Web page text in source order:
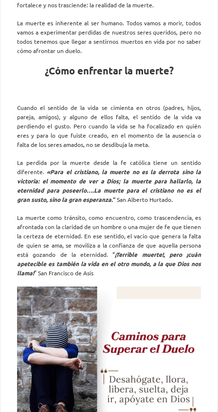
fortalece y nos trasciende: la realidad de la muerte.
La muerte es inherente al ser humano. Todos vamos a morir, todos
vamos a experimentar perdidas de nuestros seres queridos, pero no
todos tenemos que llegar a sentirnos muertos en vida por no saber
cómo afrontar un duelo.
¿Cómo enfrentar la muerte?
Cuando el sentido de la vida se cimienta en otros (padres, hijos,
pareja, amigos), y alguno de ellos falta, el sentido de la vida va
perdiendo el gusto. Pero cuando la vida se ha focalizado en quién
eres y para lo que fuiste creado, en el momento de la ausencia o
falta de los seres amados, no se desdibuja la meta.
La perdida por la muerte desde la fe católica tiene un sentido
diferente. «Para el cristiano, la muerte no es la derrota sino la
victoria: el momento de ver a Dios; la muerte para hallarlo, la
eternidad para poseerlo….La muerte para el cristiano no es el
gran susto, sino la gran esperanza.”San Alberto Hurtado.
La muerte como tránsito, como encuentro, como trascendencia, es
afrontada con la claridad de un hombre o una mujer de fe que tienen
la certeza de eternidad. En ese sentido, el vacío que genera la falta
de quien se ama, se moviliza a la confianza de que aquella persona
está gozando de la eternidad. “¡Terrible muerte!, pero ¡cuán
apetecible es también la vida en el otro mundo, a la que Dios nos
llama!” San Francisco de Asís